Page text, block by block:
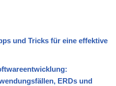
und Tricks für eine effektive
ERDs und